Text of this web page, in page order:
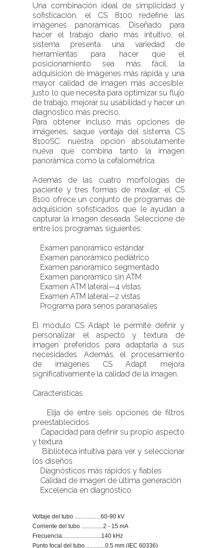
Una combinación ideal de simplicidad y
sofisticación, el CS 8100 redefine las
imágenes panorámicas. Diseñado para
hacer el trabajo diario más intuitivo, el
sistema presenta una variedad de
herramientas para hacer que el
posicionamiento sea más fácil, la
adquisición de imágenes más rápida y una
mayor calidad de imagen más accesible:
justo lo que necesita para optimizar su flujo
de trabajo, mejorar su usabilidad y hacer un
diagnóstico más preciso.
Para obtener incluso más opciones de
imágenes, saque ventaja del sistema CS
8100SC: nuestra opción absolutamente
nueva que combina tanto la imagen
panorámica como la cefalométrica.
Además de las cuatro morfologías de
paciente y tres formas de maxilar, el CS
8100 ofrece un conjunto de programas de
adquisición sofisticados que le ayudan a
capturar la imagen deseada. Seleccione de
entre los programas siguientes:
Examen panorámico estándar
Examen panorámico pediátrico
Examen panorámico segmentado
Examen panorámico sin ATM
Examen ATM lateral—4 vistas
Examen ATM lateral—2 vistas
Programa para senos paranasales
El módulo CS Adapt le permite definir y
personalizar el aspecto y textura de
imagen preferidos para adaptarla a sus
necesidades. Además, el procesamiento
de imágenes CS Adapt mejora
significativamente la calidad de la imagen.
Características
Elija de entre seis opciones de filtros
preestablecidos
Capacidad para definir su propio aspecto
y textura
Biblioteca intuitiva para ver y seleccionar
los diseños
Diagnósticos más rápidos y fiables
Calidad de imagen de última generación
Excelencia en diagnóstico
Voltaje del tubo ..................60-90 kV
Corriente del tubo ...............2 - 15 mA
Frecuencia...........................140 kHz
Punto focal del tubo..............0,5 mm (IEC 60336)